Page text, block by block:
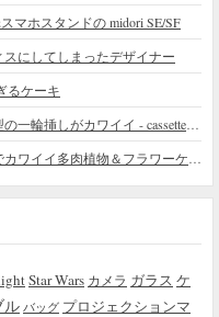
マホスタンドの midori SE/SF
にしてしまったデザイナー
るケーキ
Star Wars カメラ ガラス ケ
ル バッグ プロジェクションマ